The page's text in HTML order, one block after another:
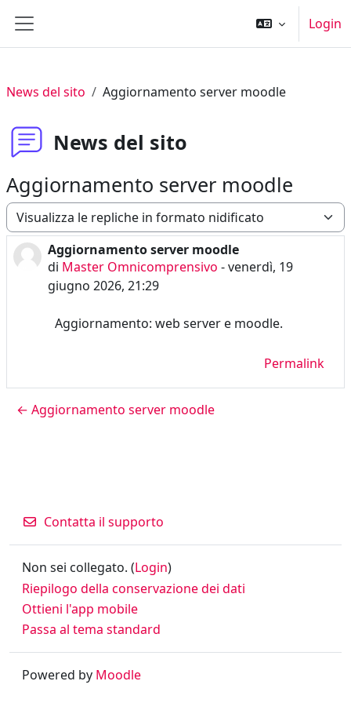
Pannello laterale
Login
News del sito Aggiornamento server moodle
News del sito
Aggiornamento server moodle
Modalità visualizzazione
Aggiornamento server moodle
di Master Omnicomprensivo -venerdì, 19
giugno 2026, 21:29
Numero di risposte: 0
Aggiornamento: web server e moodle.
Permalink
← Aggiornamento server moodle
Contatta il supporto
Non sei collegato. (Login)
Riepilogo della conservazione dei dati
Ottieni l'app mobile
Passa al tema standard
Powered by Moodle